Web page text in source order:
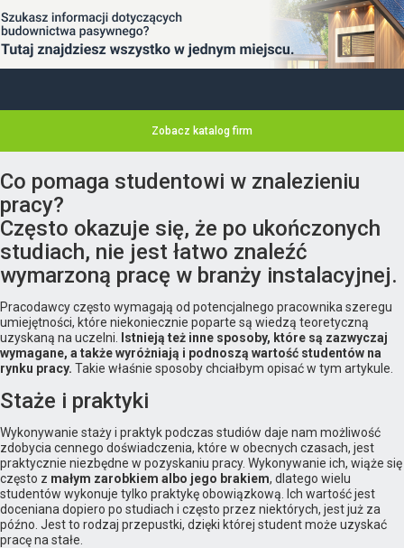
Zobacz katalog firm
Co pomaga studentowi w znalezieniu
pracy?
Często okazuje się, że po ukończonych
studiach, nie jest łatwo znaleźć
wymarzoną pracę w branży instalacyjnej.
Pracodawcy często wymagają od potencjalnego pracownika szeregu
umiejętności, które niekoniecznie poparte są wiedzą teoretyczną
uzyskaną na uczelni.
Istnieją też inne sposoby, które są zazwyczaj
wymagane, a także wyróżniają i podnoszą wartość studentów na
rynku pracy. Takie właśnie sposoby chciałbym opisać w tym artykule.
Staże i praktyki
Wykonywanie staży i praktyk podczas studiów daje nam możliwość
zdobycia cennego doświadczenia, które w obecnych czasach, jest
praktycznie niezbędne w pozyskaniu pracy. Wykonywanie ich, wiąże się
często z małym zarobkiem albo jego brakiem, dlatego wielu
studentów wykonuje tylko praktykę obowiązkową. Ich wartość jest
doceniana dopiero po studiach i często przez niektórych, jest już za
późno. Jest to rodzaj przepustki, dzięki której student może uzyskać
pracę na stałe.